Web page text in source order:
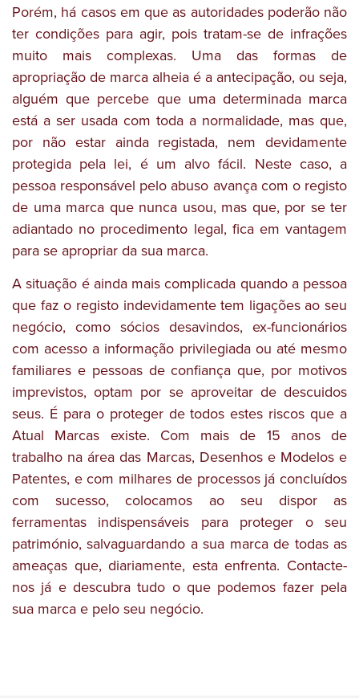
Porém, há casos em que as autoridades poderão não
ter condições para agir, pois tratam-se de infrações
muito mais complexas. Uma das formas de
apropriação de marca alheia é a antecipação, ou seja,
alguém que percebe que uma determinada marca
está a ser usada com toda a normalidade, mas que,
por não estar ainda registada, nem devidamente
protegida pela lei, é um alvo fácil. Neste caso, a
pessoa responsável pelo abuso avança com o registo
de uma marca que nunca usou, mas que, por se ter
adiantado no procedimento legal, fica em vantagem
para se apropriar da sua marca.
A situação é ainda mais complicada quando a pessoa
que faz o registo indevidamente tem ligações ao seu
negócio, como sócios desavindos, ex-funcionários
com acesso a informação privilegiada ou até mesmo
familiares e pessoas de confiança que, por motivos
imprevistos, optam por se aproveitar de descuidos
seus. É para o proteger de todos estes riscos que a
Atual Marcas existe. Com mais de 15 anos de
trabalho na área das Marcas, Desenhos e Modelos e
Patentes, e com milhares de processos já concluídos
com sucesso, colocamos ao seu dispor as
ferramentas indispensáveis para proteger o seu
património, salvaguardando a sua marca de todas as
ameaças que, diariamente, esta enfrenta. Contacte-
nos já e descubra tudo o que podemos fazer pela
sua marca e pelo seu negócio.